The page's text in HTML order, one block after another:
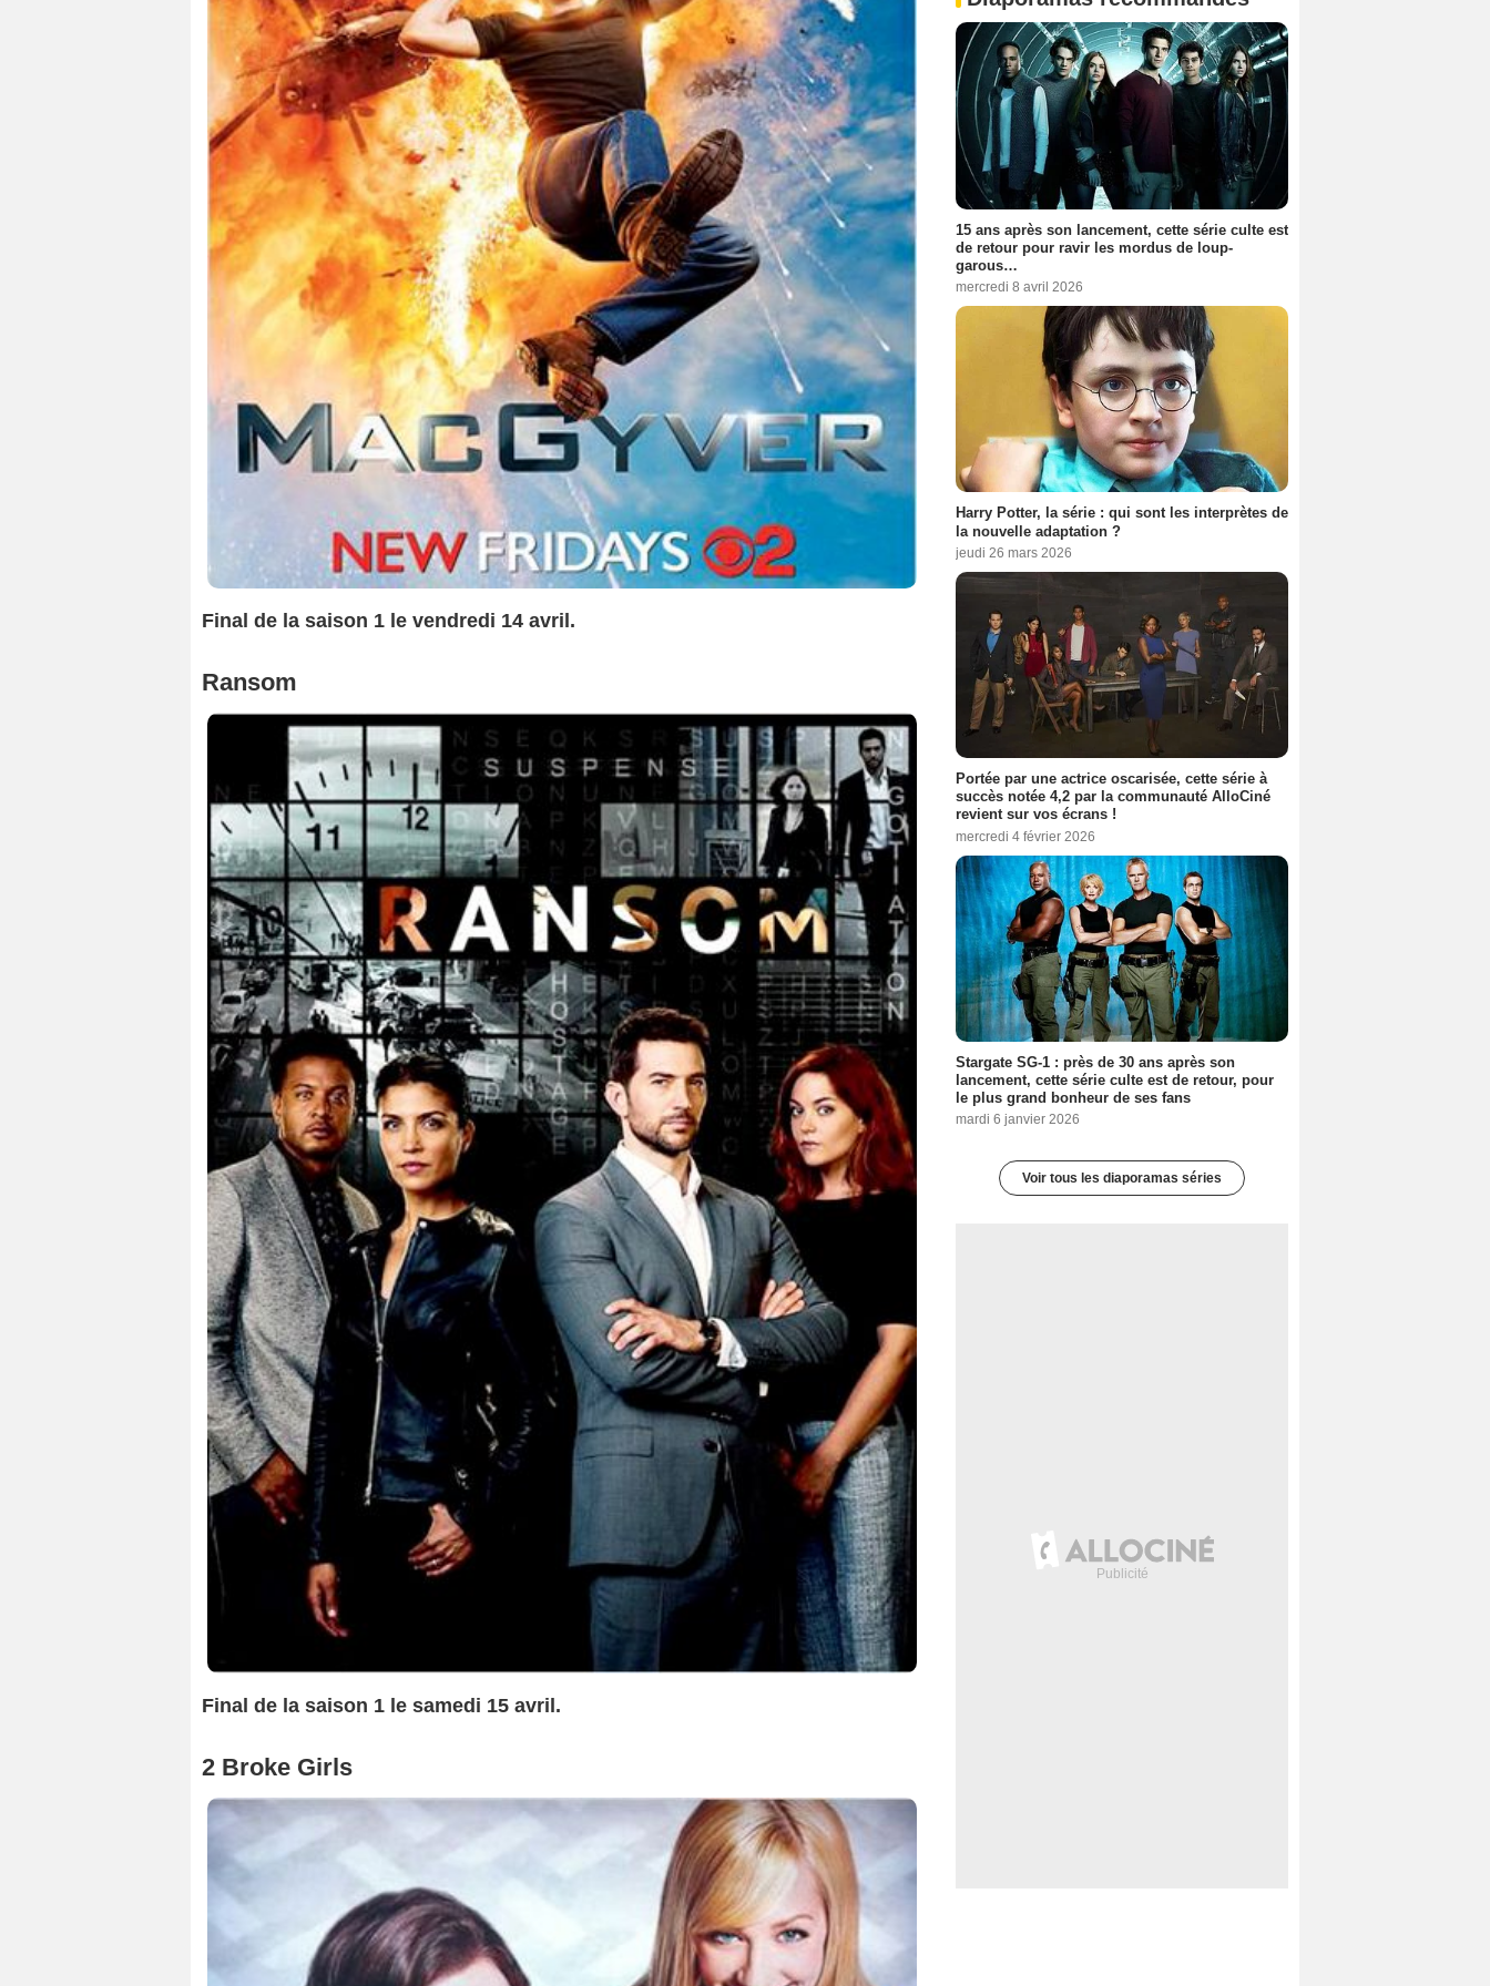
Final de la saison 1 le vendredi 14 avril.
Ransom
Final de la saison 1 le samedi 15 avril.
2 Broke Girls
15 ans après son lancement, cette série culte est
de retour pour ravir les mordus de loup-
garous…
mercredi 8 avril 2026
Harry Potter, la série : qui sont les interprètes de
la nouvelle adaptation ?
jeudi 26 mars 2026
Portée par une actrice oscarisée, cette série à
succès notée 4,2 par la communauté AlloCiné
revient sur vos écrans !
mercredi 4 février 2026
Stargate SG-1 : près de 30 ans après son
lancement, cette série culte est de retour, pour
le plus grand bonheur de ses fans
mardi 6 janvier 2026
Voir tous les diaporamas séries